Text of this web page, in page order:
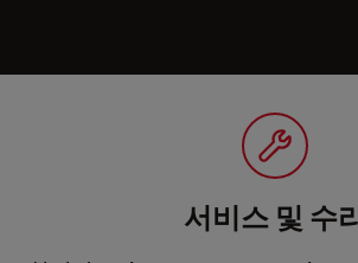
서비스 및 수